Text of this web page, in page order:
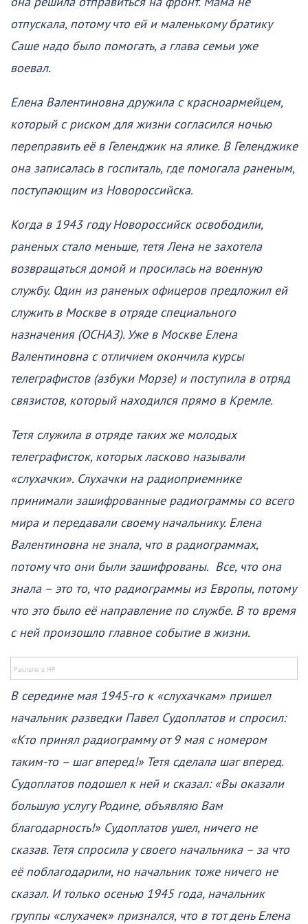
отпускала, потому что ей и маленькому братику
Саше надо было помогать, а глава семьи уже
воевал.
Елена Валентиновна дружила с красноармейцем,
который с риском для жизни согласился ночью
переправить её в Геленджик на ялике. В Геленджике
она записалась в госпиталь, где помогала раненым,
поступающим из Новороссийска.
Когда в 1943 году Новороссийск освободили,
раненых стало меньше, тетя Лена не захотела
возвращаться домой и просилась на военную
службу. Один из раненых офицеров предложил ей
служить в Москве в отряде специального
назначения (ОСНАЗ). Уже в Москве Елена
Валентиновна с отличием окончила курсы
телеграфистов (азбуки Морзе) и поступила в отряд
связистов, который находился прямо в Кремле.
Тетя служила в отряде таких же молодых
телеграфисток, которых ласково называли
«слухачки». Слухачки на радиоприемнике
принимали зашифрованные радиограммы со всего
мира и передавали своему начальнику. Елена
Валентиновна не знала, что в радиограммах,
потому что они были зашифрованы. Все, что она
знала – это то, что радиограммы из Европы, потому
что это было её направление по службе. В то время
с ней произошло главное событие в жизни.
В середине мая 1945-го к «слухачкам» пришел
начальник разведки Павел Судоплатов и спросил:
«Кто принял радиограмму от 9 мая с номером
таким-то – шаг вперед!» Тетя сделала шаг вперед.
Судоплатов подошел к ней и сказал: «Вы оказали
большую услугу Родине, объявляю Вам
благодарность!» Судоплатов ушел, ничего не
сказав. Тетя спросила у своего начальника – за что
её поблагодарили, но начальник тоже ничего не
сказал. И только осенью 1945 года, начальник
группы «слухачек» признался, что в тот день Елена